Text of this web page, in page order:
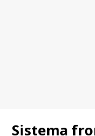
Sistema